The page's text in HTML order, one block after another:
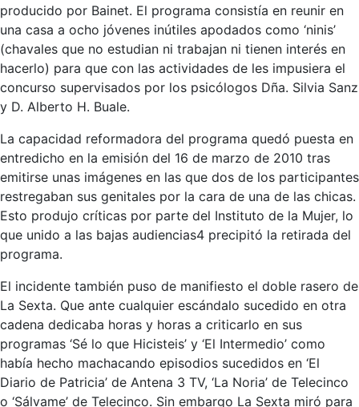
producido por Bainet. El programa consistía en reunir en
una casa a ocho jóvenes inútiles apodados como ‘ninis’
(chavales que no estudian ni trabajan ni tienen interés en
hacerlo) para que con las actividades de les impusiera el
concurso supervisados por los psicólogos Dña. Silvia Sanz
y D. Alberto H. Buale.
La capacidad reformadora del programa quedó puesta en
entredicho en la emisión del 16 de marzo de 2010 tras
emitirse unas imágenes en las que dos de los participantes
restregaban sus genitales por la cara de una de las chicas.​
Esto produjo críticas por parte del Instituto de la Mujer,​ lo
que unido a las bajas audiencias4​ precipitó la retirada del
programa.
El incidente también puso de manifiesto el doble rasero de
La Sexta. Que ante cualquier escándalo sucedido en otra
cadena dedicaba horas y horas a criticarlo en sus
programas ‘Sé lo que Hicisteis’ y ‘El Intermedio’ como
había hecho machacando episodios sucedidos en ‘El
Diario de Patricia’ de Antena 3 TV, ‘La Noria’ de Telecinco
o ‘Sálvame’ de Telecinco. Sin embargo La Sexta miró para